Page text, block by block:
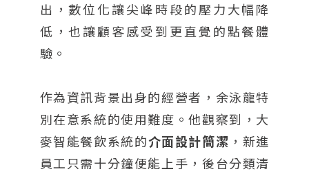
出，數位化讓尖峰時段的壓力大幅降
低，也讓顧客感受到更直覺的點餐體
驗。
作為資訊背景出身的經營者，余泳龍特
別在意系統的使用難度。他觀察到，大
麥智能餐飲系統的介面設計簡潔 ，新進
員工只需十分鐘便能上手，後台分類清